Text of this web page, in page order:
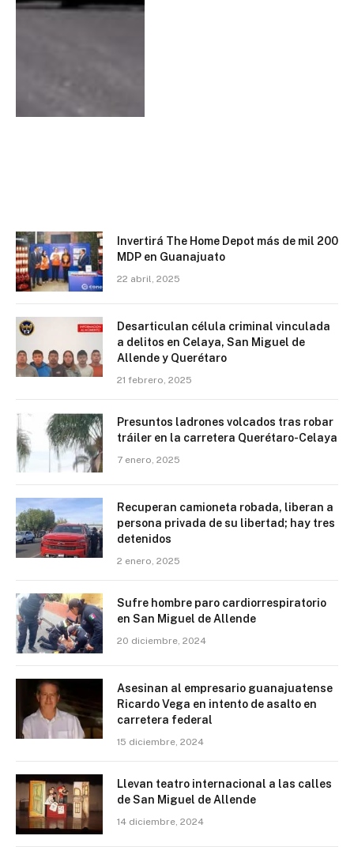
Invertirá The Home Depot más de mil 200
MDP en Guanajuato
22 abril, 2025
Desarticulan célula criminal vinculada
a delitos en Celaya, San Miguel de
Allende y Querétaro
21 febrero, 2025
Presuntos ladrones volcados tras robar
tráiler en la carretera Querétaro-Celaya
7 enero, 2025
Recuperan camioneta robada, liberan a
persona privada de su libertad; hay tres
detenidos
2 enero, 2025
Sufre hombre paro cardiorrespiratorio
en San Miguel de Allende
20 diciembre, 2024
Asesinan al empresario guanajuatense
Ricardo Vega en intento de asalto en
carretera federal
15 diciembre, 2024
Llevan teatro internacional a las calles
de San Miguel de Allende
14 diciembre, 2024